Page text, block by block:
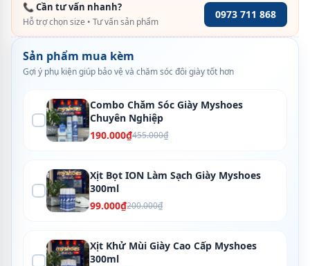
📞 Cần tư vấn nhanh?
Hỗ trợ chọn size • Tư vấn sản phẩm
0973 711 868
Sản phẩm mua kèm
Gợi ý phụ kiện giúp bảo vệ và chăm sóc đôi giày tốt hơn
Combo Chăm Sóc Giày Myshoes
Chuyên Nghiệp
190.000₫455.000₫
Xịt Bọt ION Làm Sạch Giày Myshoes
300ml
99.000₫200.000₫
Xịt Khử Mùi Giày Cao Cấp Myshoes
300ml